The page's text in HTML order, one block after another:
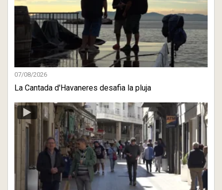
07/08/2026
La Cantada d'Havaneres desafia la pluja